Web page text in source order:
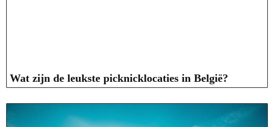
Wat zijn de leukste picknicklocaties in België?